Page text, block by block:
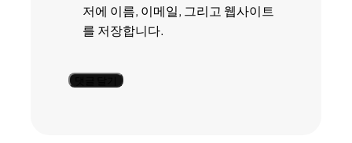
저에 이름, 이메일, 그리고 웹사이트
를 저장합니다.